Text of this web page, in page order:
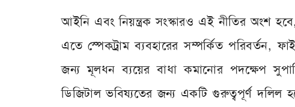
আইনি এবং নিয়ন্ত্রক সংস্কারও এই নীতির অংশ
এতে স্পেকট্রাম ব্যবহারের সম্পর্কিত পরিবর্তন,
জন্য মূলধন ব্যয়ের বাধা কমানোর পদক্ষেপ
ডিজিটাল ভবিষ্যতের জন্য একটি গুরুত্বপূর্ণ দলিল